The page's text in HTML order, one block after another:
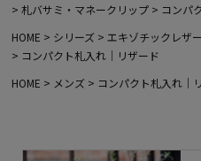
札バサミ・マネークリップ
コンパ
HOME
シリーズ エキゾチックレザー
コンパクト札入れ｜リザード
HOME
メンズ コンパクト札入れ｜